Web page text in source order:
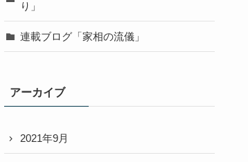
り」
連載ブログ「家相の流儀」
アーカイブ
2021年9月